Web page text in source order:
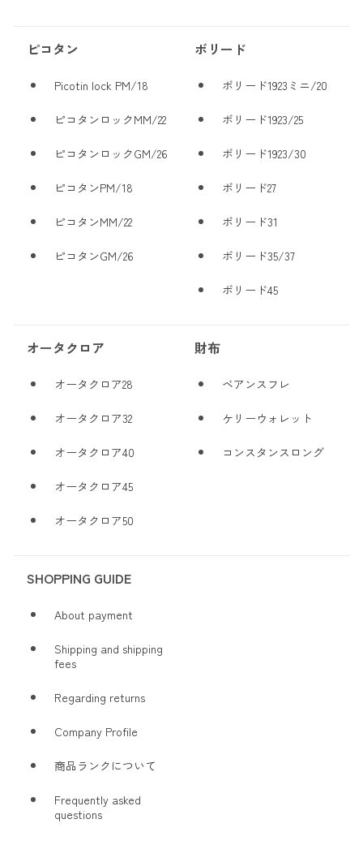
ピコタン
Picotin lock PM/18
ピコタンロックMM/22
ピコタンロックGM/26
ピコタンPM/18
ピコタンMM/22
ピコタンGM/26
ボリード
ボリード1923ミニ/20
ボリード1923/25
ボリード1923/30
ボリード27
ボリード31
ボリード35/37
ボリード45
オータクロア
オータクロア28
オータクロア32
オータクロア40
オータクロア45
オータクロア50
財布
ベアンスフレ
ケリーウォレット
コンスタンスロング
SHOPPING GUIDE
About payment
Shipping and shipping
fees
Regarding returns
Company Profile
商品ランクについて
Frequently asked
questions